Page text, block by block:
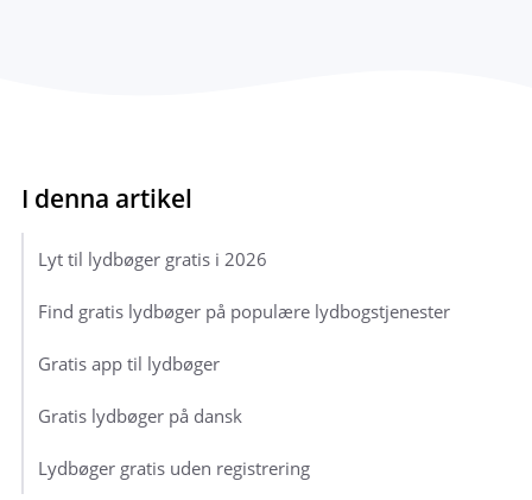
Lyt til lydbøger gratis i 2026
Find gratis lydbøger på populære lydbogstjenester
Gratis app til lydbøger
Gratis lydbøger på dansk
Lydbøger gratis uden registrering